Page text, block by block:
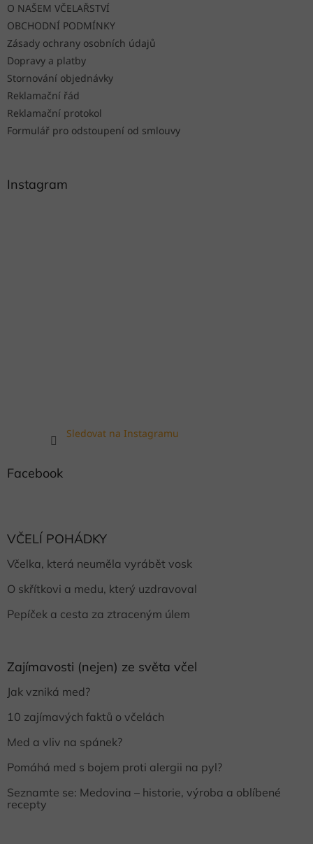
O NAŠEM VČELAŘSTVÍ
OBCHODNÍ PODMÍNKY
Zásady ochrany osobních údajů
Dopravy a platby
Stornování objednávky
Reklamační řád
Reklamační protokol
Formulář pro odstoupení od smlouvy
Instagram
Sledovat na Instagramu
Facebook
VČELÍ POHÁDKY
Včelka, která neuměla vyrábět vosk
O skřítkovi a medu, který uzdravoval
Pepíček a cesta za ztraceným úlem
Zajímavosti (nejen) ze světa včel
Jak vzniká med?
10 zajímavých faktů o včelách
Med a vliv na spánek?
Pomáhá med s bojem proti alergii na pyl?
Seznamte se: Medovina – historie, výroba a oblíbené
recepty